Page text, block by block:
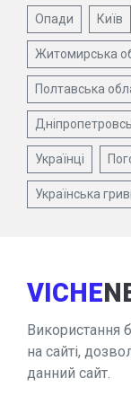
Опади Київ
Житомирська
Полтавська
Українці
Українська
VICHE
Використання
на сайті,
данний сайт.